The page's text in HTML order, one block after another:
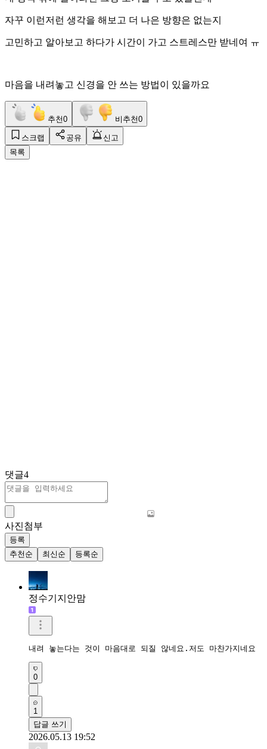
자꾸 이런저런 생각을 해보고 더 나은 방향은 없는지
고민하고 알아보고 하다가 시간이 가고 스트레스만 받네여 ㅠ
마음을 내려놓고 신경을 안 쓰는 방법이 있을까요
추천0 비추천0
스크랩 공유
신고
목록
댓글4
사진첨부
등록
추천순
최신순 등록순
정수기지안맘
내려 놓는다는 것이 마음대로 되질 않네요.저도 마찬가지네요
0
1
답글 쓰기
2026.05.13 19:52